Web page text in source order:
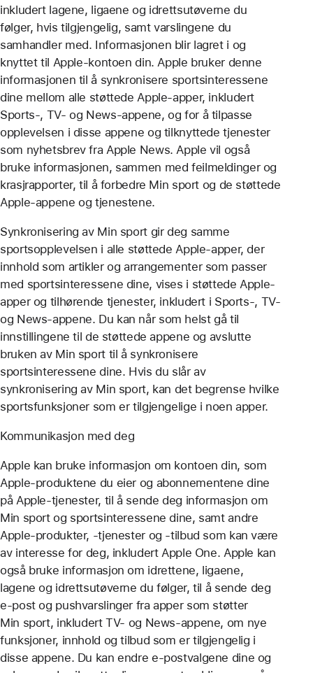
inkludert lagene, ligaene og idrettsutøverne du
følger, hvis tilgjengelig, samt varslingene du
samhandler med. Informasjonen blir lagret i og
knyttet til Apple‑kontoen din. Apple bruker denne
informasjonen til å synkronisere sportsinteressene
dine mellom alle støttede Apple-apper, inkludert
Sports-, TV- og News-appene, og for å tilpasse
opplevelsen i disse appene og tilknyttede tjenester
som nyhetsbrev fra Apple News. Apple vil også
bruke informasjonen, sammen med feilmeldinger og
krasjrapporter, til å forbedre Min sport og de støttede
Apple-appene og tjenestene.
Synkronisering av Min sport gir deg samme
sportsopplevelsen i alle støttede Apple-apper, der
innhold som artikler og arrangementer som passer
med sportsinteressene dine, vises i støttede Apple-
apper og tilhørende tjenester, inkludert i Sports-, TV-
og News-appene. Du kan når som helst gå til
innstillingene til de støttede appene og avslutte
bruken av Min sport til å synkronisere
sportsinteressene dine. Hvis du slår av
synkronisering av Min sport, kan det begrense hvilke
sportsfunksjoner som er tilgjengelige i noen apper.
Kommunikasjon med deg
Apple kan bruke informasjon om kontoen din, som
Apple-produktene du eier og abonnementene dine
på Apple-tjenester, til å sende deg informasjon om
Min sport og sportsinteressene dine, samt andre
Apple-produkter, -tjenester og -tilbud som kan være
av interesse for deg, inkludert Apple One. Apple kan
også bruke informasjon om idrettene, ligaene,
lagene og idrettsutøverne du følger, til å sende deg
e‑post og pushvarslinger fra apper som støtter
Min sport, inkludert TV- og News-appene, om nye
funksjoner, innhold og tilbud som er tilgjengelig i
disse appene. Du kan endre e-postvalgene dine og